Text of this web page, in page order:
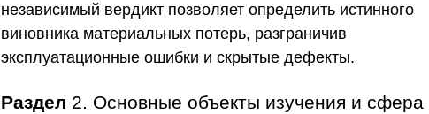
независимый вердикт позволяет определить истинного
виновника материальных потерь, разграничив
эксплуатационные ошибки и скрытые дефекты.
Раздел 2. Основные объекты изучения и сфера